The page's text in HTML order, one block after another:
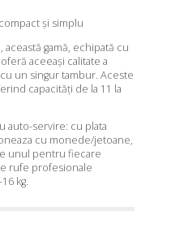
și simplu
gamă, echipată cu
aceeași calitate a
un singur tambur. Aceste
capacități de la 11 la
auto-servire: cu plata
cu monede/jetoane,
unul pentru fiecare
rufe profesionale
kg.